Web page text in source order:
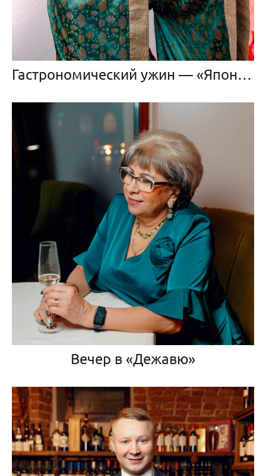
Гастрономический ужин — «Японские сезоны»!
Вечер в «Дежавю»